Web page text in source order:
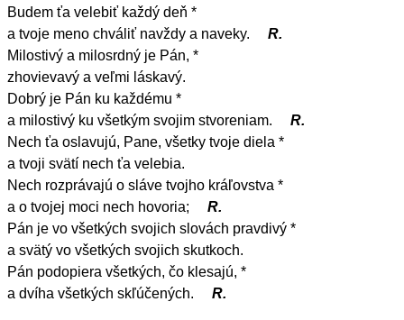
Budem ťa velebiť každý deň *
a tvoje meno chváliť navždy a naveky.
R.
Milostivý a milosrdný je Pán, *
zhovievavý a veľmi láskavý.
Dobrý je Pán ku každému *
a milostivý ku všetkým svojim stvoreniam.
R.
Nech ťa oslavujú, Pane, všetky tvoje diela *
a tvoji svätí nech ťa velebia.
Nech rozprávajú o sláve tvojho kráľovstva *
a o tvojej moci nech hovoria;
R.
Pán je vo všetkých svojich slovách pravdivý *
a svätý vo všetkých svojich skutkoch.
Pán podopiera všetkých, čo klesajú, *
a dvíha všetkých skľúčených.
R.